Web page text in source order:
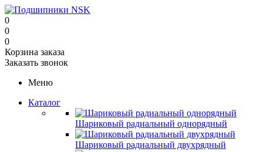
0
0
0
Корзина заказа
Заказать звонок
Меню
Каталог
Шариковый радиальный однорядный
Шариковый радиальный двухрядный